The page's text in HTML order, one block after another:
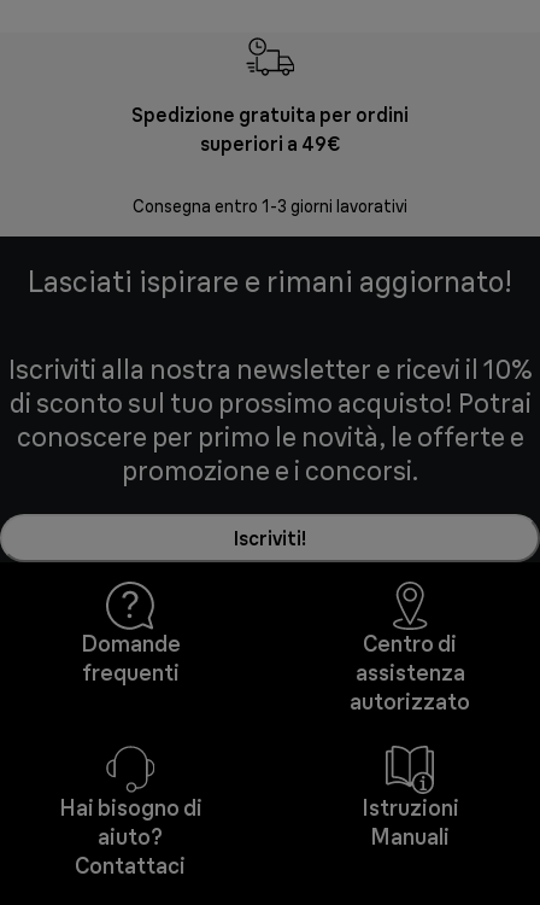
Spedizione gratuita per ordini
superiori a 49€
Consegna entro 1-3 giorni lavorativi
Lasciati ispirare e rimani aggiornato!
Iscriviti alla nostra newsletter e ricevi il 10%
di sconto sul tuo prossimo acquisto! Potrai
conoscere per primo le novità, le offerte e
promozione e i concorsi.
Iscriviti!
Domande
frequenti
Centro di
assistenza
autorizzato
Hai bisogno di
aiuto?
Contattaci
Istruzioni
Manuali